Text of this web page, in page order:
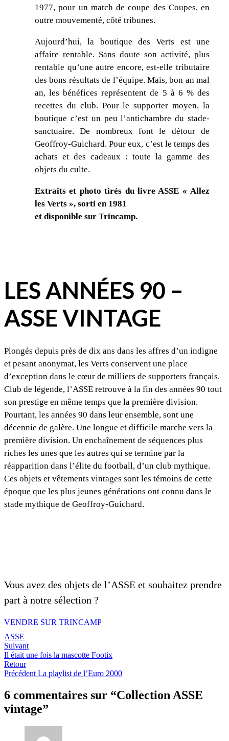
1977, pour un match de coupe des Coupes, en
outre mouvementé, côté tribunes.
Aujourd’hui, la boutique des Verts est une
affaire rentable. Sans doute son activité, plus
rentable qu’une autre encore, est-elle tributaire
des bons résultats de l’équipe. Mais, bon an mal
an, les bénéfices représentent de 5 à 6 % des
recettes du club. Pour le supporter moyen, la
boutique c’est un peu l’antichambre du stade-
sanctuaire. De nombreux font le détour de
Geoffroy-Guichard. Pour eux, c’est le temps des
achats et des cadeaux : toute la gamme des
objets du culte.
Extraits et photo tirés du livre ASSE « Allez
les Verts », sorti en 1981
et disponible sur Trincamp.
LES ANNÉES 90 –
ASSE VINTAGE
Plongés depuis près de dix ans dans les affres d’un indigne
et pesant anonymat, les Verts conservent une place
d’exception dans le cœur de milliers de supporters français.
Club de légende, l’ASSE retrouve à la fin des années 90 tout
son prestige en même temps que la première division.
Pourtant, les années 90 dans leur ensemble, sont une
décennie de galère. Une longue et difficile marche vers la
première division. Un enchaînement de séquences plus
riches les unes que les autres qui se termine par la
réapparition dans l’élite du football, d’un club mythique.
Ces objets et vêtements vintages sont les témoins de cette
époque que les plus jeunes générations ont connu dans le
stade mythique de Geoffroy-Guichard.
Vous avez des objets de l’ASSE et souhaitez prendre
part à notre sélection ?
VENDRE SUR TRINCAMP
ASSE
Suivant
Il était une fois la mascotte Footix
Retour
Précédent La playlist de l’Euro 2000
6 commentaires sur “Collection ASSE
vintage”